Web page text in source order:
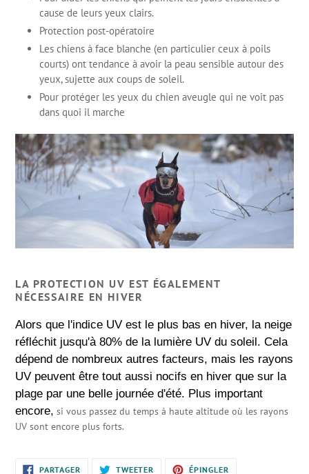
cause de leurs yeux clairs.
Protection post-opératoire
Les chiens à face blanche (en particulier ceux à poils
courts) ont tendance à avoir la peau sensible autour des
yeux, sujette aux coups de soleil.
Pour protéger les yeux du chien aveugle qui ne voit pas
dans quoi il marche
LA PROTECTION UV EST ÉGALEMENT
NÉCESSAIRE EN HIVER
Alors que l'indice UV est le plus bas en hiver, la neige
réfléchit jusqu'à 80% de la lumière UV du soleil. Cela
dépend de nombreux autres facteurs, mais les rayons
UV peuvent être tout aussi nocifs en hiver que sur la
plage par une belle journée d'été. Plus important
encore, si vous passez du temps à haute altitude où les rayons
UV sont encore plus forts.
PARTAGERPARTAGERTWEETER TWEETERÉPINGLER